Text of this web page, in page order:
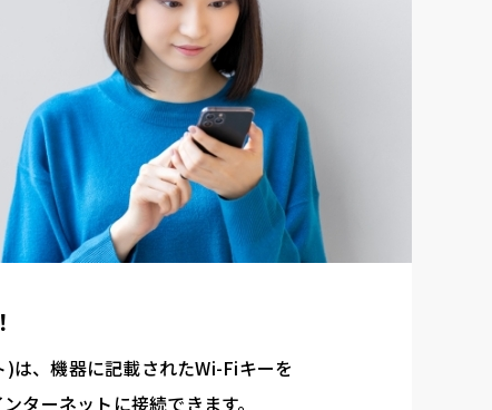
、機器に記載されたWi-Fiキーを
ターネットに接続できます。